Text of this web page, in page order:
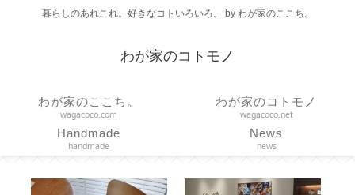
暮らしのあれこれ。好きなコトいろいろ。 by わが家のここち。
わが家のコトモノ
わが家のここち。
wagacoco.com
わが家のコトモノ
wagacoco.net
Handmade
handmade
News
news